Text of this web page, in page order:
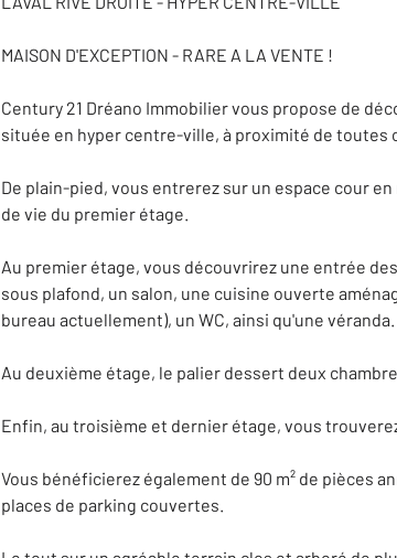
MAISON D'EXCEPTION - RARE A LA VENTE !
Century 21 Dréano Immobilier vous propose de
située en hyper centre-ville, à proximité de toutes
De plain-pied, vous entrerez sur un espace cour
de vie du premier étage.
Au premier étage, vous découvrirez une entrée
sous plafond, un salon, une cuisine ouverte
bureau actuellement), un WC, ainsi qu'une véranda.
Au deuxième étage, le palier dessert deux
Enfin, au troisième et dernier étage, vous
Vous bénéficierez également de 90 m² de pièces
places de parking couvertes.